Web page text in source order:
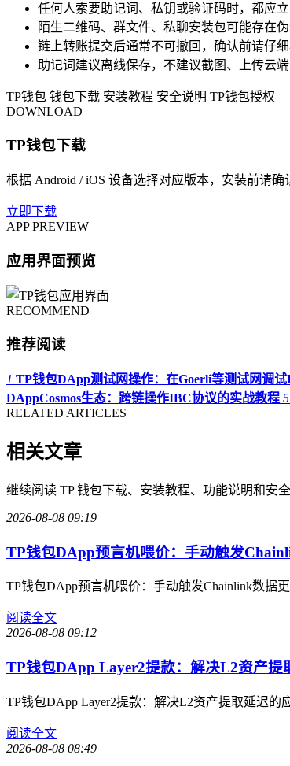
任何人索要助记词、私钥或验证码时，都应立
陌生二维码、群文件、私聊安装包可能存在伪
链上转账提交后通常不可撤回，确认前请仔细
助记词建议离线保存，不建议截图、上传云端
TP钱包 钱包下载 安装教程 安全说明 TP钱包授权
DOWNLOAD
TP钱包下载
根据 Android / iOS 设备选择对应版本，安装前请确
立即下载
APP PREVIEW
应用界面预览
RECOMMEND
推荐阅读
1 TP钱包DApp测试网操作：在Goerli等测试网调
DAppCosmos生态：跨链操作IBC协议的实战教程 5
RELATED ARTICLES
相关文章
继续阅读 TP 钱包下载、安装教程、功能说明和安
2026-08-08 09:19
TP钱包DApp预言机喂价：手动触发
TP钱包DApp预言机喂价：手动触发Chainlink数据
阅读全文
2026-08-08 09:12
TP钱包DApp Layer2提款：解决L2资产提
TP钱包DApp Layer2提款：解决L2资产提取延迟的
阅读全文
2026-08-08 08:49